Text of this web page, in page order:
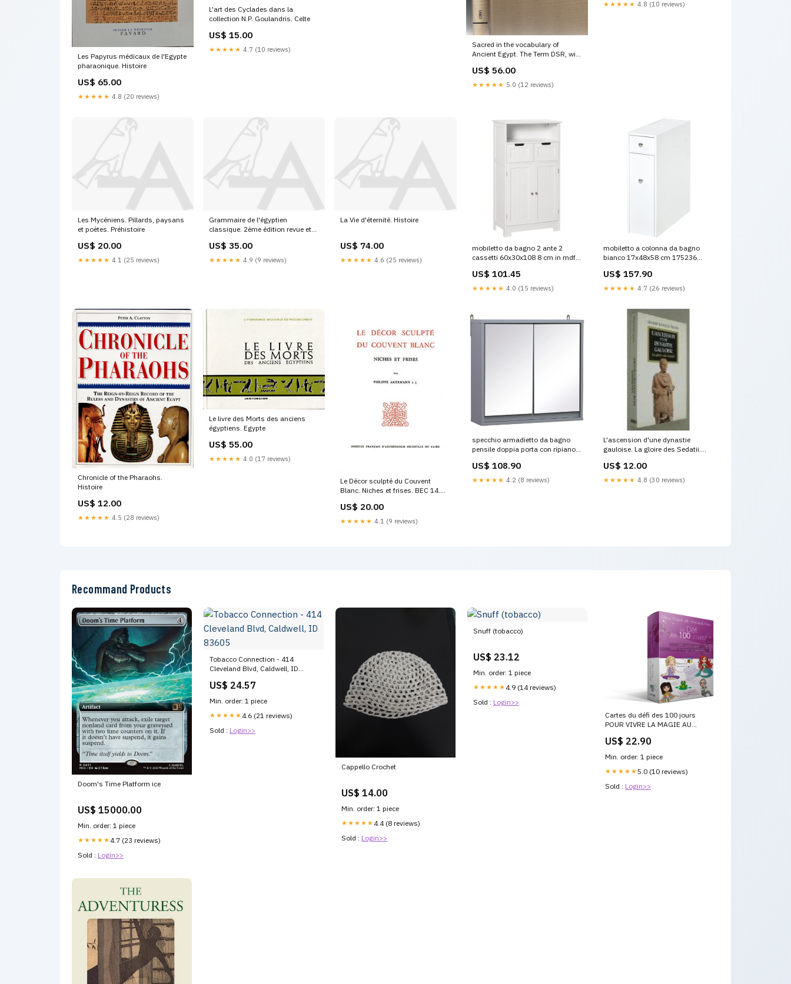
Les Papyrus médicaux de l'Egypte
pharaonique. Histoire
US$ 65.00
★★★★★ 4.8 (20 reviews)
L'art des Cyclades dans la
collection N.P. Goulandris. Celte
US$ 15.00
★★★★★ 4.7 (10 reviews)
Sacred in the vocabulary of
Ancient Egypt. The Term DSR, with
XX. Grèce
US$ 56.00
★★★★★ 5.0 (12 reviews)
★★★★★ 4.8 (10 reviews)
Les Mycéniens. Pillards, paysans
et poètes. Préhistoire
US$ 20.00
★★★★★ 4.1 (25 reviews)
Grammaire de l'égyptien
classique. 2ème édition revue et
Serge Sauneron. BiEtud XII. Celte
US$ 35.00
★★★★★ 4.9 (9 reviews)
La Vie d'éternité. Histoire
US$ 74.00
★★★★★ 4.6 (25 reviews)
mobiletto da bagno 2 ante 2
cassetti 60x30x108 8 cm in mdf
US$ 101.45
★★★★★ 4.0 (15 reviews)
mobiletto a colonna da bagno
bianco 17x48x58 cm 175236
US$ 157.90
★★★★★ 4.7 (26 reviews)
Chronicle of the Pharaohs.
Histoire
US$ 12.00
★★★★★ 4.5 (28 reviews)
Le livre des Morts des anciens
égyptiens. Egypte
US$ 55.00
★★★★★ 4.0 (17 reviews)
Le Décor sculpté du Couvent
Blanc. Niches et frises. BEC 14.
US$ 20.00
★★★★★ 4.1 (9 reviews)
specchio armadietto da bagno
pensile doppia porta con ripiano
171839 Titre:Default Title
US$ 108.90
★★★★★ 4.2 (8 reviews)
L'ascension d'une dynastie
gauloise. La gloire des Sedatii.
US$ 12.00
★★★★★ 4.8 (30 reviews)
Recommand Products
Doom's Time Platform ice
US$ 15000.00
Min. order: 1 piece
★★★★★ 4.7 (23 reviews)
Sold : Login>>
Tobacco Connection - 414
Cleveland Blvd, Caldwell, ID
US$ 24.57
Min. order: 1 piece
★★★★★ 4.6 (21 reviews)
Sold : Login>>
Cappello Crochet
US$ 14.00
Min. order: 1 piece
★★★★★ 4.4 (8 reviews)
Sold : Login>>
Snuff (tobacco)
US$ 23.12
Min. order: 1 piece
★★★★★ 4.9 (14 reviews)
Sold : Login>>
Cartes du défi des 100 jours
POUR VIVRE LA MAGIE AU
US$ 22.90
Min. order: 1 piece
★★★★★5.0 (10 reviews)
Sold : Login>>